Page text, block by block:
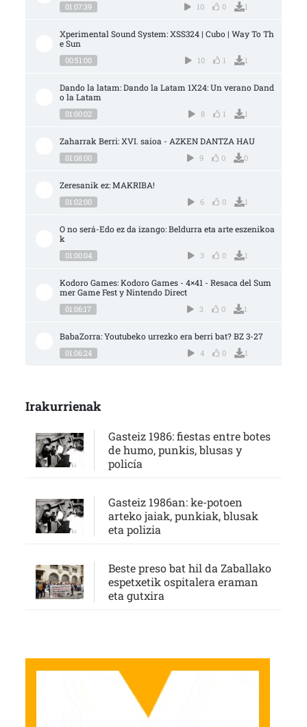
01:07:39 10 0 1
Xperimental Sound System: XSS324 | Cubo | Way To Th
e Sun
00:51:00 10 1 1
Dando la latam: Dando la Latam 1X24: Un verano Dand
o la Latam
01:00:02 8 1 1
Zaharrak Berri: XVI. saioa - AZKEN DANTZA HAU
01:08:00 9 0 0
Zeresanik ez: MAKRIBA!
01:02:00 6 0 1
O no será-Edo ez da izango: Beldurra eta arte eszenikoa
k
01:00:04 3 0 1
Kodoro Games: Kodoro Games - 4×41 - Resaca del Sum
mer Game Fest y Nintendo Direct
01:06:17 3 0 1
BabaZorra: Youtubeko urrezko era berri bat? BZ 3-27
01:06:24 4 0 1
Irakurrienak
Gasteiz 1986: fiestas entre botes
de humo, punkis, blusas y
policía
Gasteiz 1986an: ke-potoen
arteko jaiak, punkiak, blusak
eta polizia
Beste preso bat hil da Zaballako
espetxetik ospitalera eraman
eta gutxira